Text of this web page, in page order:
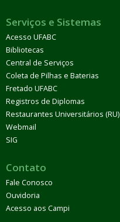
Serviços e Sistemas
Acesso UFABC
Bibliotecas
Central de Serviços
Coleta de Pilhas e Baterias
Fretado UFABC
Registros de Diplomas
Restaurantes Universitários (RU)
Webmail
SIG
Contato
Fale Conosco
Ouvidoria
Acesso aos Campi